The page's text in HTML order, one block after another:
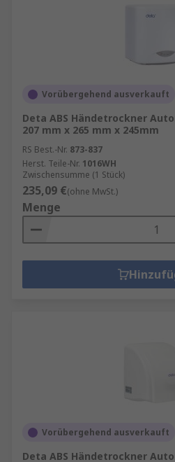
Vorübergehend ausverkauft
Deta ABS Händetrockner
207 mm x 265 mm x 245mm
RS Best.-Nr. 873-837
Herst. Teile-Nr. 1016WH
Zwischensumme (1 Stück)
235,09 €(ohne MwSt.)
Menge
Vorübergehend ausverkauft
Deta ABS Händetrockner